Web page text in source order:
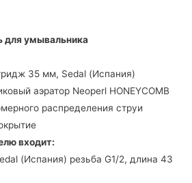
для умывальника
35 мм, Sedal (Испания)
аэратор Neoperl HONEYCOMB
распределения струи
входит:
(Испания) резьба G1/2, длина 43